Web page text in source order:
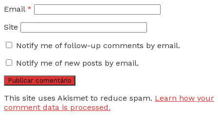
Email *
Site
Notify me of follow-up comments by email.
Notify me of new posts by email.
This site uses Akismet to reduce spam. Learn how your
comment data is processed.